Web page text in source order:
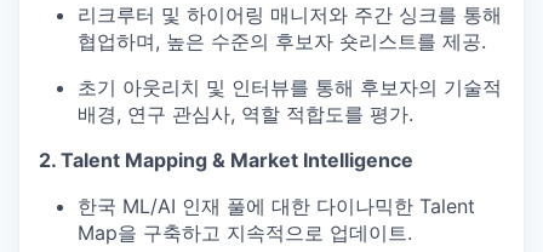
리크루터 및 하이어링 매니저와 주간 싱크를 통해
협업하며, 높은 수준의 후보자 숏리스트를 제공.
초기 아웃리치 및 인터뷰를 통해 후보자의 기술적
배경, 연구 관심사, 역할 적합도를 평가.
2. Talent Mapping & Market Intelligence
한국 ML/AI 인재 풀에 대한 다이나믹한 Talent
Map을 구축하고 지속적으로 업데이트.